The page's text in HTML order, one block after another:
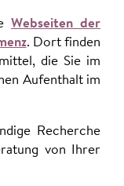
Webseiten der
. Dort finden
die Sie im
Aufenthalt im
Recherche
von Ihrer